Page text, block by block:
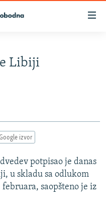
Libiji
izvor
potpisao je danas
u skladu sa odlukom
februara, saopšteno je iz